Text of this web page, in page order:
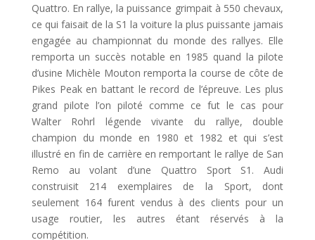
Quattro. En rallye, la puissance grimpait à 550 chevaux,
ce qui faisait de la S1 la voiture la plus puissante jamais
engagée au championnat du monde des rallyes. Elle
remporta un succès notable en 1985 quand la pilote
d’usine Michèle Mouton remporta la course de côte de
Pikes Peak en battant le record de l’épreuve. Les plus
grand pilote l’on piloté comme ce fut le cas pour
Walter Rohrl légende vivante du rallye, double
champion du monde en 1980 et 1982 et qui s’est
illustré en fin de carrière en remportant le rallye de San
Remo au volant d’une Quattro Sport S1. Audi
construisit 214 exemplaires de la Sport, dont
seulement 164 furent vendus à des clients pour un
usage routier, les autres étant réservés à la
compétition.